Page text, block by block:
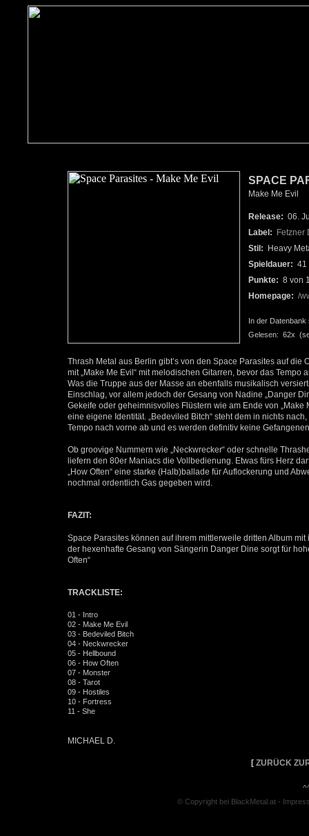
SPACE
Make Me Evil
Release: 06.
Label:
Fetzner
Stil: Heavy
Spieldauer: 41
Punkte: 8 von
Homepage: /
In der Datenbank
Gelesen: 62x
Thrash Metal aus Berlin gibt’s von den Space Parasites auf
mit „Make Me Evil“ mit melodischen Gitarren, bevor das
Was die Truppe aus der Masse an ebenfalls musikalisch
Einschlag, vor allem jedoch der Gesang von Nadine „Danger
Gekeife oder geheimnisvolles Flüstern wie am Ende von
eine eigene Identität. „Bedeviled Bitch“ steht dem in nichts
Tempo nach vorne ab und es werden definitiv keine
Ob groovige Nummern wie „Neckwrecker“ oder schnelle
liefern den 80er Maniacs die Vollbedienung. Etwas fürs Herz
„How Often“ eine starke (Halb)ballade für Auflockerung und
nochmal ordentlich Gas gegeben wird.
FAZIT:
Space Parasites können auf ihrem mittlerweile dritten Album
der hexenhafte Gesang von Sängerin Danger Dine sorgt für
Often“
TRACKLISTE:
01 - Intro
02 - Make Me Evil
03 - Bedeviled Bitch
04 - Neckwrecker
05 - Hellbound
06 - How Often
07 - Monster
08 - Tarot
09 - Hostiles
10 - Fortress
11 - She
MICHAEL D.
[ ZURÜCK
© Copyright bei BlackMetal.at -